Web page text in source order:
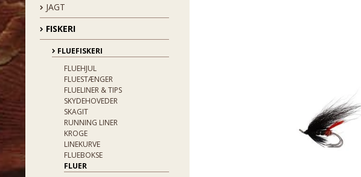
JAGT
FISKERI
FLUEFISKERI
FLUEHJUL
FLUESTÆNGER
FLUELINER & TIPS
SKYDEHOVEDER
SKAGIT
RUNNING LINER
KROGE
LINEKURVE
FLUEBOKSE
FLUER